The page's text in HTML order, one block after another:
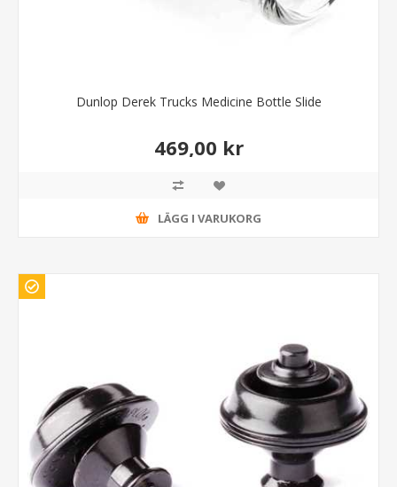
Dunlop Derek Trucks Medicine Bottle Slide
469,00 kr
LÄGG I VARUKORG